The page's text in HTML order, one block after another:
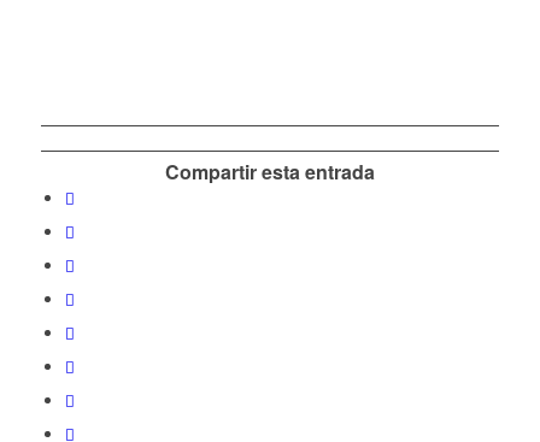
Compartir esta entrada